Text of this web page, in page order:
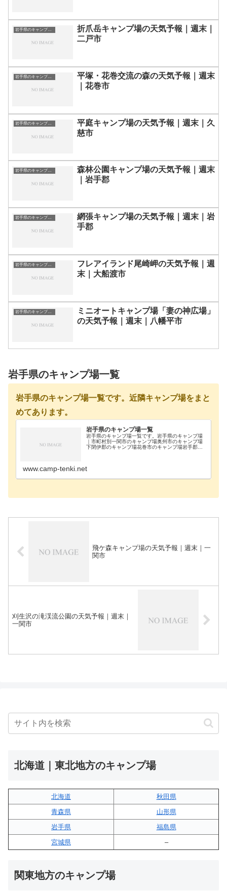
岩手県のキャンプ場一覧
折爪岳キャンプ場の天気予報｜週末｜
二戸市
岩手県のキャンプ場一覧
平塚・花巻交流の森の天気予報｜週末
｜花巻市
岩手県のキャンプ場一覧
平庭キャンプ場の天気予報｜週末｜久
慈市
岩手県のキャンプ場一覧
森林公園キャンプ場の天気予報｜週末
｜岩手郡
岩手県のキャンプ場一覧
網張キャンプ場の天気予報｜週末｜岩
手郡
岩手県のキャンプ場一覧
フレアイランド尾崎岬の天気予報｜週
末｜大船渡市
岩手県のキャンプ場一覧
ミニオートキャンプ場「妻の神広場」
の天気予報｜週末｜八幡平市
岩手県のキャンプ場一覧
岩手県のキャンプ場一覧です。近隣キャンプ場をまと
めてあります。
岩手県のキャンプ場一覧
岩手県のキャンプ場一覧です。岩手県のキャンプ場
｜市町村別一関市のキャンプ場奥州市のキャンプ場
下閉伊郡のキャンプ場花巻市のキャンプ場岩手郡の
www.camp-tenki.net
飛ケ森キャンプ場の天気予報｜週末｜一
関市
刈生沢の滝渓流公園の天気予報｜週末｜
一関市
北海道｜東北地方のキャンプ場
北海道
秋田県
青森県
山形県
岩手県
福島県
宮城県
–
関東地方のキャンプ場